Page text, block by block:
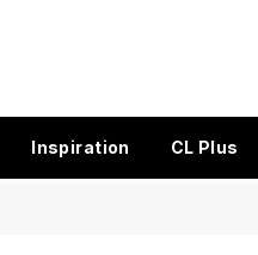
Inspiration CL Plus